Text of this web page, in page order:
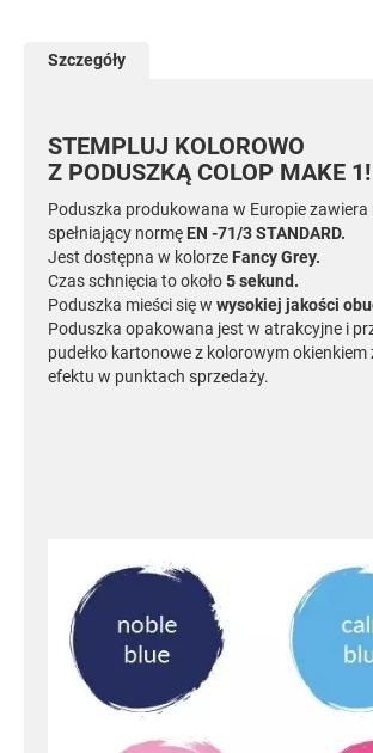
Szczegóły
STEMPLUJ KOLOROWO
Z PODUSZKĄ COLOP MAKE 1!
Poduszka produkowana w Europie
spełniający normę EN -71/3 STANDARD.
Jest dostępna w kolorze Fancy Grey.
Czas schnięcia to około5 sekund.
Poduszka mieści się w wysokiej jakości
Poduszka opakowana jest w atrakcyjne i
pudełko kartonowe z kolorowym
efektu w punktach sprzedaży.